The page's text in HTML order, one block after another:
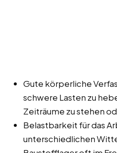
Gute körperliche
schwere Lasten zu
Zeiträume zu stehen
Belastbarkeit für das
unterschiedlichen